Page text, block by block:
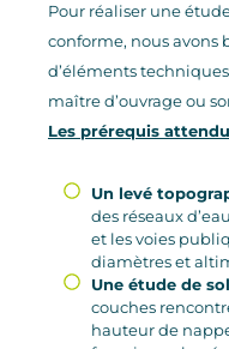
Pour réaliser une
conforme, nous avons
d’éléments
maître d’ouvrage ou
Les prérequis
Un levé
des réseaux
et les voies
diamètres et
Une étude de sol
couches
hauteur de